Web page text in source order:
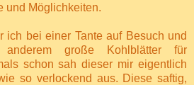
und Möglichkeiten.
ich bei einer Tante auf Besuch und
große Kohlblätter für
schon sah dieser mir eigentlich
so verlockend aus. Diese saftig,